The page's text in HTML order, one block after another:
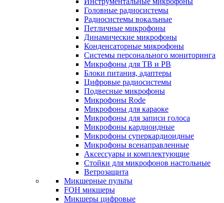
Головные радиосистемы
Радиосистемы вокальные
Петличные микрофоны
Динамические микрофоны
Конденсаторные микрофоны
Системы персонального мониторинга
Микрофоны для ТВ и РВ
Блоки питания, адаптеры
Цифровые радиосистемы
Подвесные микрофоны
Микрофоны Rode
Микрофоны для караоке
Микрофоны для записи голоса
Микрофоны кардиоидные
Микрофоны суперкардиоидные
Микрофоны всенаправленные
Аксессуары и комплектующие
Стойки для микрофонов настольные
Ветрозащита
Микшерные пульты
FOH микшеры
Микшеры цифровые